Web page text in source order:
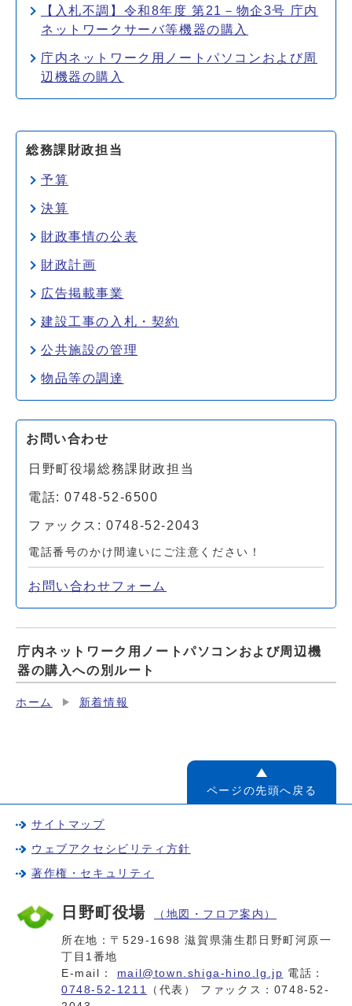
【入札不調】令和8年度 第21－物企3号 庁内
ネットワークサーバ等機器の購入
庁内ネットワーク用ノートパソコンおよび周
辺機器の購入
総務課財政担当
予算
決算
財政事情の公表
財政計画
広告掲載事業
建設工事の入札・契約
公共施設の管理
物品等の調達
お問い合わせ
日野町役場総務課財政担当
電話: 0748-52-6500
ファックス: 0748-52-2043
電話番号のかけ間違いにご注意ください！
お問い合わせフォーム
庁内ネットワーク用ノートパソコンおよび周辺機
器の購入への別ルート
ホーム 新着情報
ページの先頭へ戻る
サイトマップ
ウェブアクセシビリティ方針
著作権・セキュリティ
日野町役場 （地図・フロア案内）
所在地：〒529-1698 滋賀県蒲生郡日野町河原一
丁目1番地
E-mail： mail@town.shiga-hino.lg.jp 電話：
0748-52-1211
（代表） ファックス：0748-52-